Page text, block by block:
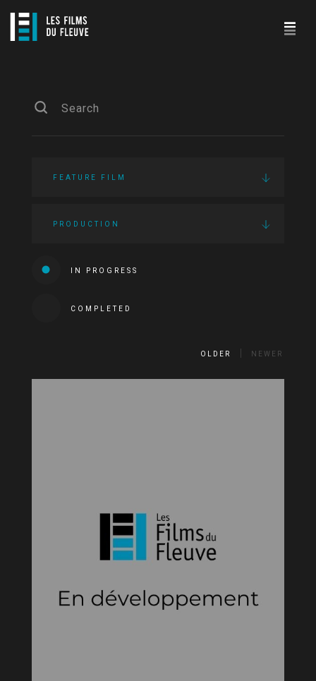
FEATURE FILM
PRODUCTION
IN PROGRESS
COMPLETED
OLDER NEWER